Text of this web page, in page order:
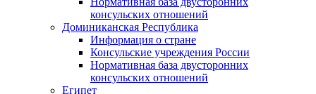
консульских отношений
Доминиканская Республика
Информация о стране
Консульские учреждения России
Нормативная база двусторонних
консульских отношений
Египет